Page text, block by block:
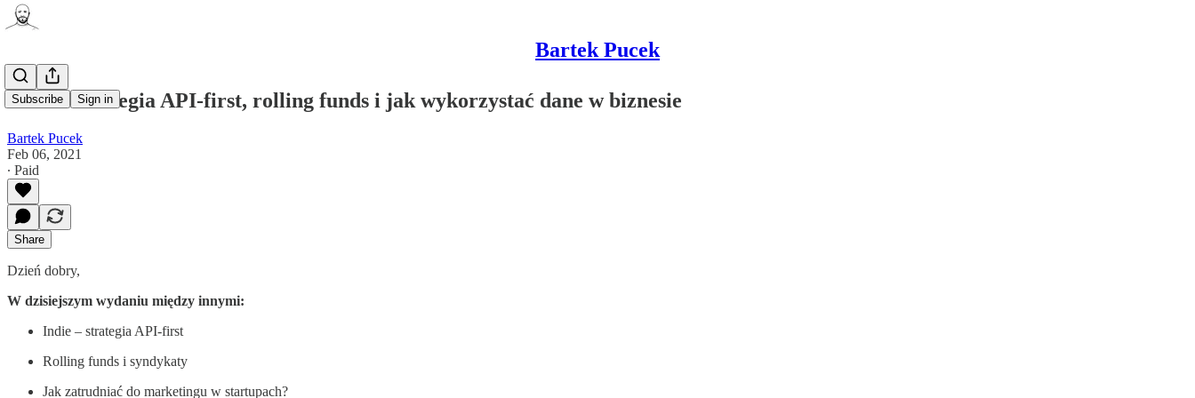
Bartek Pucek
Subscribe Sign in
Indie – strategia API-first, rolling funds i jak wykorzystać dane w biznesie
Bartek Pucek
Feb 06, 2021
∙ Paid
Share
Dzień dobry,
W dzisiejszym wydaniu między innymi:
Indie – strategia API-first
Rolling funds i syndykaty
Jak zatrudniać do marketingu w startupach?